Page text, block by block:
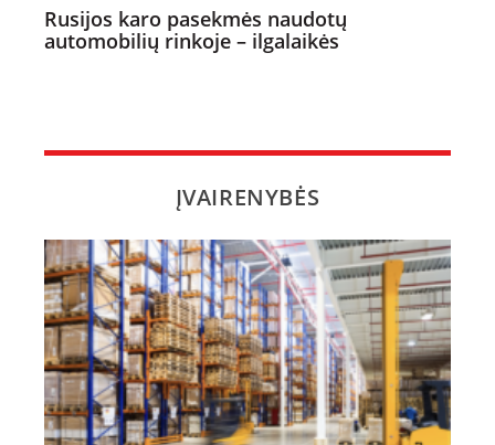
Rusijos karo pasekmės naudotų
automobilių rinkoje – ilgalaikės
ĮVAIRENYBĖS